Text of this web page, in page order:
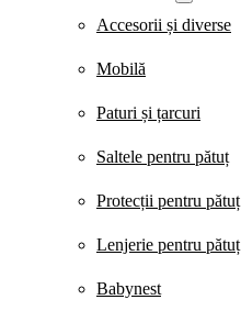
Accesorii și diverse
Mobilă
Paturi și țarcuri
Saltele pentru pătuț
Protecții pentru pătuț
Lenjerie pentru pătuț
Babynest